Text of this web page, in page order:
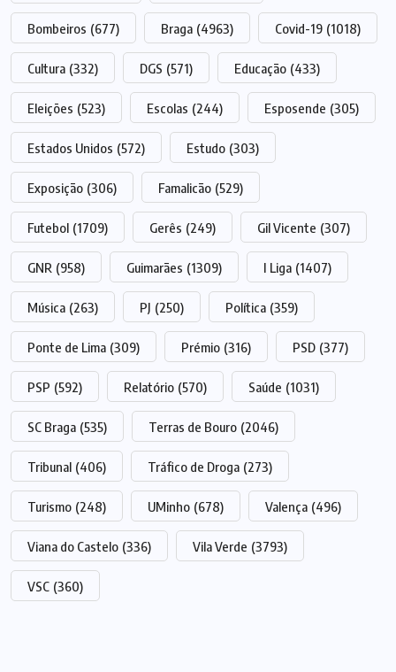
Bombeiros (677) Braga (4963) Covid-19 (1018)
Cultura (332) DGS (571) Educação (433)
Eleições (523) Escolas (244) Esposende (305)
Estados Unidos (572) Estudo (303)
Exposição (306) Famalicão (529)
Futebol (1709) Gerês (249) Gil Vicente (307)
GNR (958) Guimarães (1309) I Liga (1407)
Música (263) PJ (250) Política (359)
Ponte de Lima (309) Prémio (316) PSD (377)
PSP (592) Relatório (570) Saúde (1031)
SC Braga (535) Terras de Bouro (2046)
Tribunal (406) Tráfico de Droga (273)
Turismo (248) UMinho (678) Valença (496)
Viana do Castelo (336) Vila Verde (3793)
VSC (360)